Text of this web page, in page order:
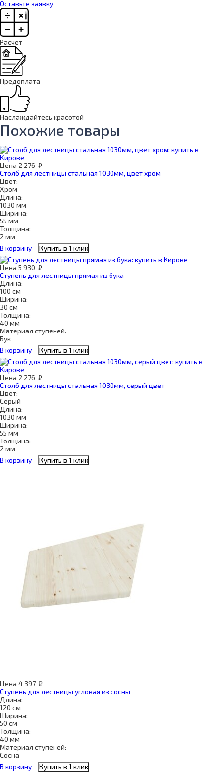
Оставьте заявку
Расчет
Предоплата
Наслаждайтесь красотой
Похожие товары
Цена 2 276 ₽
Столб для лестницы стальная 1030мм, цвет хром
Цвет:
Хром
Длина:
1030 мм
Ширина:
55 мм
Толщина:
2 мм
В корзину
Купить в 1 клик
Цена 5 930 ₽
Ступень для лестницы прямая из бука
Длина:
100 см
Ширина:
30 см
Толщина:
40 мм
Материал ступеней:
Бук
В корзину
Купить в 1 клик
Цена 2 276 ₽
Столб для лестницы стальная 1030мм, серый цвет
Цвет:
Серый
Длина:
1030 мм
Ширина:
55 мм
Толщина:
2 мм
В корзину
Купить в 1 клик
Цена 4 397 ₽
Ступень для лестницы угловая из сосны
Длина:
120 см
Ширина:
50 см
Толщина:
40 мм
Материал ступеней:
Сосна
В корзину
Купить в 1 клик